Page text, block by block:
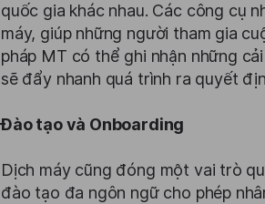
quốc gia khác nhau. Các công cụ
máy, giúp những người tham gia
pháp MT có thể ghi nhận những
sẽ đẩy nhanh quá trình ra quyết
Đào tạo và Onboarding
Dịch máy cũng đóng một vai trò
đào tạo đa ngôn ngữ cho phép